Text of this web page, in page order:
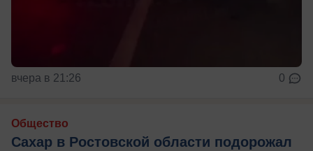
вчера в 21:26 0
Общество
Сахар в Ростовской области подорожал